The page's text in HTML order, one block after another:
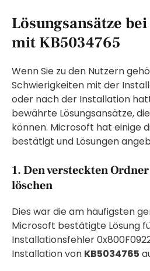
Lösungsansätze
mit KB5034765
Wenn Sie zu den Nutzern
Schwierigkeiten mit der
oder nach der Installation
bewährte Lösungsansätze,
können. Microsoft hat einige
bestätigt und Lösungen
1. Den versteckten
löschen
Dies war die am häufigsten
Microsoft bestätigte Lösung
Installationsfehler
Installation von KB5034765